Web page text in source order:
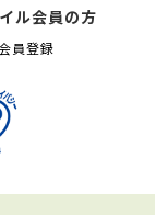
ル会員の方
員登録